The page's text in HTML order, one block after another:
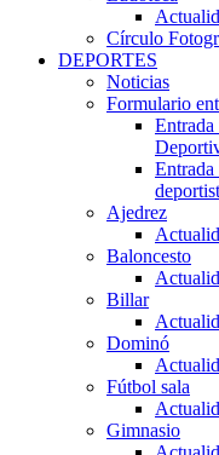
Círculo
DEPORTES
Noticias
Formulario
Entrada
Entrada
Ajedrez
Baloncesto
Billar
Dominó
Fútbol sala
Gimnasio